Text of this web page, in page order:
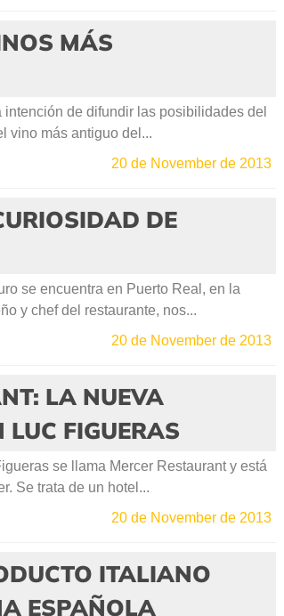
MÁS
de difundir las posibilidades del
vino más antiguo del...
20 de November de 2013
DE
se encuentra en Puerto Real, en la
y chef del restaurante, nos...
20 de November de 2013
LA NUEVA
LUC FIGUERAS
se llama Mercer Restaurant y está
Se trata de un hotel...
20 de November de 2013
ITALIANO
ESPAÑOLA